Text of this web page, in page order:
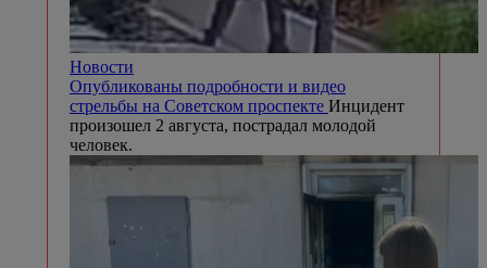
Новости
Опубликованы подробности и видео
стрельбы на Советском проспекте Инцидент
произошел 2 августа, пострадал молодой
человек.